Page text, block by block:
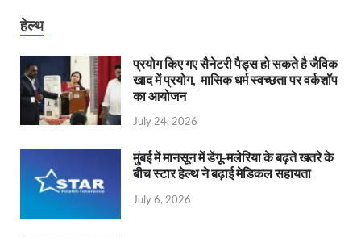
हेल्थ
प्रयोग किए गए सैनेटरी पैड्स हो सकते है जैविक
खाद में प्रयोग, मासिक धर्म स्वच्छता पर वर्कशॉप
का आयोजन
July 24, 2026
मुंबई में मानसून में डेंगू-मलेरिया के बढ़ते खतरे के
बीच स्टार हेल्थ ने बढ़ाई मेडिकल सहायता
July 6, 2026